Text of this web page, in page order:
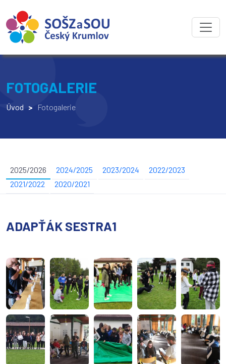
FOTOGALERIE
Úvod > Fotogalerie
2025/2026 2024/2025 2023/2024
2022/2023
2021/2022
2020/2021
ADAPŤÁK SESTRA1